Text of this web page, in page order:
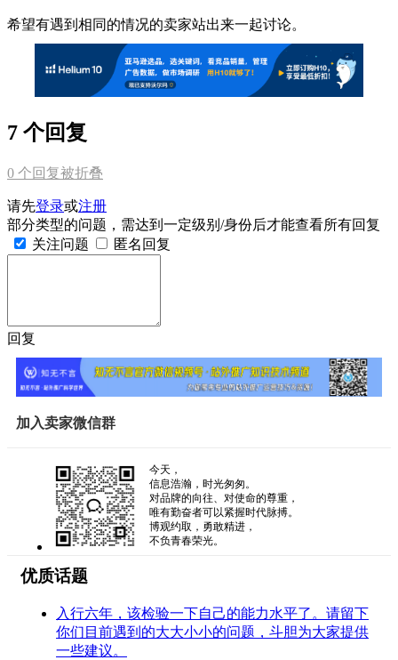
希望有遇到相同的情况的卖家站出来一起讨论。
7 个回复
0 个回复被折叠
请先登录或注册
部分类型的问题，需达到一定级别/身份后才能查看所有回复
关注问题
匿名回复
回复
加入卖家微信群
今天，
信息浩瀚，时光匆匆。
对品牌的向往、对使命的尊重，
唯有勤奋者可以紧握时代脉搏。
博观约取，勇敢精进，
不负青春荣光。
优质话题
入行六年，该检验一下自己的能力水平了。请留下
你们目前遇到的大大小小的问题，斗胆为大家提供
一些建议。